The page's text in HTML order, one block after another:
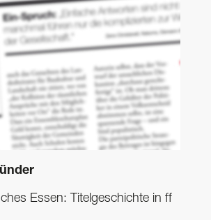
Essen: Titelgeschichte in ff